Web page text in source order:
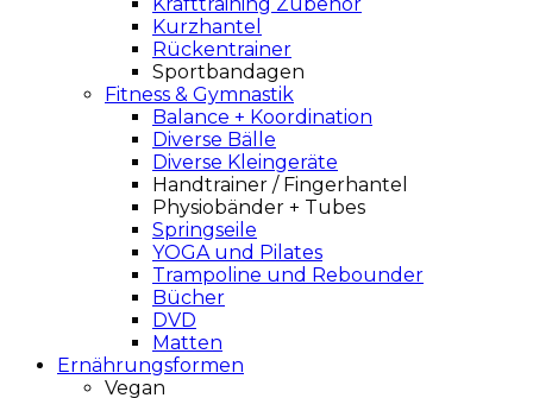
Kurzhantel
Rückentrainer
Sportbandagen
Fitness & Gymnastik
Balance + Koordination
Diverse Bälle
Diverse Kleingeräte
Handtrainer / Fingerhantel
Physiobänder + Tubes
Springseile
YOGA und Pilates
Trampoline und Rebounder
Bücher
DVD
Matten
Ernährungsformen
Vegan